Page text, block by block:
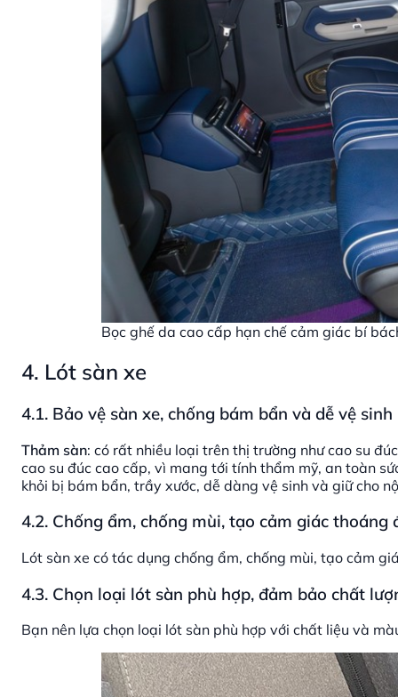
Bọc ghế da cao cấp hạn chế cảm giác bí
4. Lót sàn xe
4.1. Bảo vệ sàn xe, chống bám bẩn và dễ vệ sinh
Thảm sàn: có rất nhiều loại trên thị trường như cao su
cao su đúc cao cấp, vì mang tới tính thẩm mỹ, an toàn
khỏi bị bám bẩn, trầy xước, dễ dàng vệ sinh và giữ cho
4.2. Chống ẩm, chống mùi, tạo cảm giác thoáng
Lót sàn xe có tác dụng chống ẩm, chống mùi, tạo cảm
4.3. Chọn loại lót sàn phù hợp, đảm bảo chất
Bạn nên lựa chọn loại lót sàn phù hợp với chất liệu và